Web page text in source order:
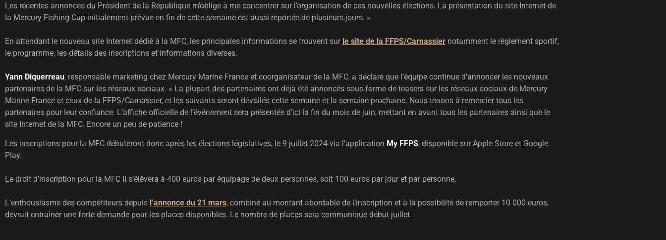
Les récentes annonces du Président de la République m’oblige à me concentrer sur l’organisation de ces nouvelles élections. La présentation du site Internet de
la Mercury Fishing Cup initialement prévue en fin de cette semaine est aussi reportée de plusieurs jours. »
En attendant le nouveau site Internet dédié à la MFC, les principales informations se trouvent sur le site de la FFPS/Carnassier notamment le règlement sportif,
le programme, les détails des inscriptions et informations diverses.
Yann Diquerreau, responsable marketing chez Mercury Marine France et coorganisateur de la MFC, a déclaré que l’équipe continue d’annoncer les nouveaux
partenaires de la MFC sur les réseaux sociaux. « La plupart des partenaires ont déjà été annoncés sous forme de teasers sur les réseaux sociaux de Mercury
Marine France et ceux de la FFPS/Carnassier, et les suivants seront dévoilés cette semaine et la semaine prochaine. Nous tenons à remercier tous les
partenaires pour leur confiance. L’affiche officielle de l’événement sera présentée d’ici la fin du mois de juin, mettant en avant tous les partenaires ainsi que le
site Internet de la MFC. Encore un peu de patience !
Les inscriptions pour la MFC débuteront donc après les élections législatives, le 9 juillet 2024 via l’application My FFPS, disponible sur Apple Store et Google
Play.
Le droit d’inscription pour la MFC II s’élèvera à 400 euros par équipage de deux personnes, soit 100 euros par jour et par personne.
L’enthousiasme des compétiteurs depuis l’annonce du 21 mars, combiné au montant abordable de l’inscription et à la possibilité de remporter 10 000 euros,
devrait entraîner une forte demande pour les places disponibles. Le nombre de places sera communiqué début juillet.